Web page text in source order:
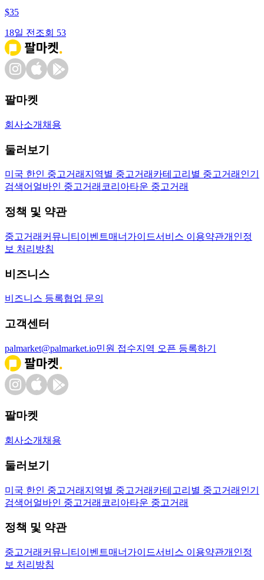
$35
18일 전 조회 53
팔마켓
회사소개 채용
둘러보기
미국 한인 중고거래 지역별 중고거래 카테고리별 중고거래 인기
검색어 얼바인 중고거래 코리아타운 중고거래
정책 및 약관
중고거래 커뮤니티 이벤트매너가이드서비스 이용약관개인정
보 처리방침
비즈니스
비즈니스 등록협업 문의
고객센터
palmarket@palmarket.io민원 접수지역 오픈 등록하기
팔마켓
회사소개 채용
둘러보기
미국 한인 중고거래 지역별 중고거래 카테고리별 중고거래 인기
검색어 얼바인 중고거래 코리아타운 중고거래
정책 및 약관
중고거래 커뮤니티 이벤트매너가이드서비스 이용약관개인정
보 처리방침